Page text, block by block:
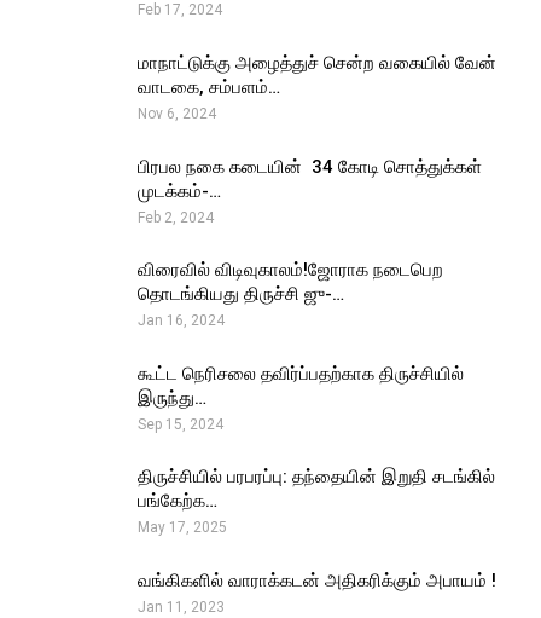
Feb 17, 2024
மாநாட்டுக்கு அழைத்துச் சென்ற வகையில் வேன்
வாடகை, சம்பளம்…
Nov 6, 2024
பிரபல நகை கடையின் ₹ 34 கோடி சொத்துக்கள்
முடக்கம்-…
Feb 2, 2024
விரைவில் விடிவுகாலம்!ஜோராக நடைபெற
தொடங்கியது திருச்சி ஜு-…
Jan 16, 2024
கூட்ட நெரிசலை தவிர்ப்பதற்காக திருச்சியில்
இருந்து…
Sep 15, 2024
திருச்சியில் பரபரப்பு: தந்தையின் இறுதி சடங்கில்
பங்கேற்க…
May 17, 2025
வங்கிகளில் வாராக்கடன் அதிகரிக்கும் அபாயம் !
Jan 11, 2023